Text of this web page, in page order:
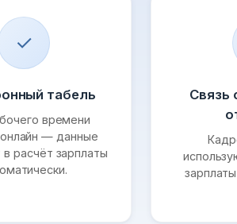
✓
табель
времени
— данные
расчёт зарплаты
Связь